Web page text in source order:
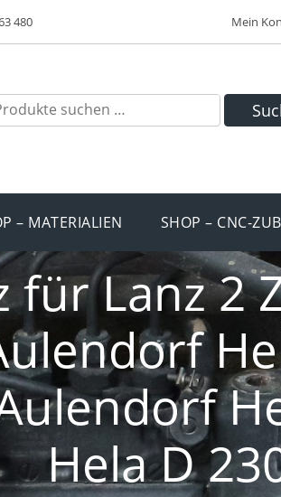
480 Mein
– MATERIALIEN SHOP – CNC-
für Lanz
Hela D